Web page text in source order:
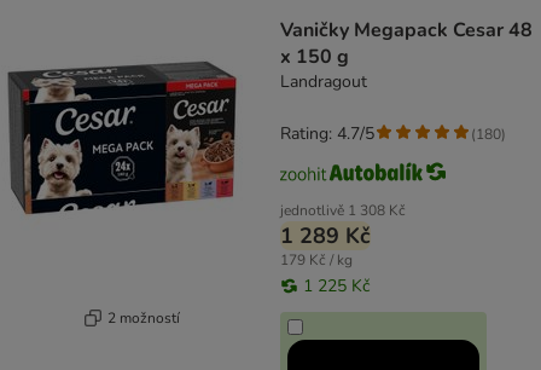
2 možností
Vaničky Megapack Cesar 48
x 150 g
Landragout
jednotlivě 1 308 Kč
1 289 Kč
179 Kč / kg
1 225 Kč
Rating: 4.7/5 (180)